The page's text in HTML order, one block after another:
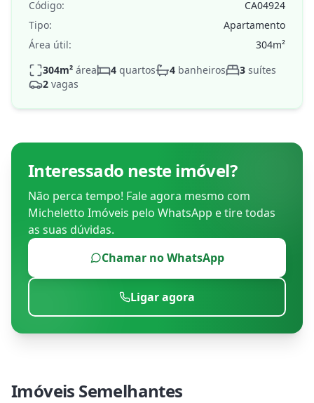
Código:
CA04924
Tipo:
Apartamento
Área útil:
304m²
304m² área 4 quartos 4 banheiros 3 suítes
2 vagas
Interessado neste imóvel?
Não perca tempo! Fale agora mesmo com
Micheletto Imóveis pelo WhatsApp e tire todas
as suas dúvidas.
Chamar no WhatsApp
Ligar agora
Imóveis Semelhantes